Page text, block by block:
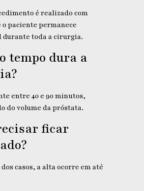
é realizado com
o paciente permanece
durante toda a cirurgia.
tempo dura a
entre 40 e 90 minutos,
do volume da próstata.
ficar
casos, a alta ocorre em até